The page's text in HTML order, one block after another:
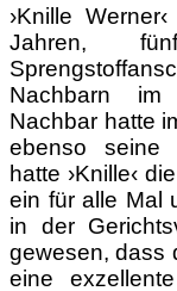
›Knille
Jahren,
Nachbarn im
Nachbar hatte
ebenso seine
hatte ›Knille‹
ein für alle Mal
in der
gewesen, dass
eine